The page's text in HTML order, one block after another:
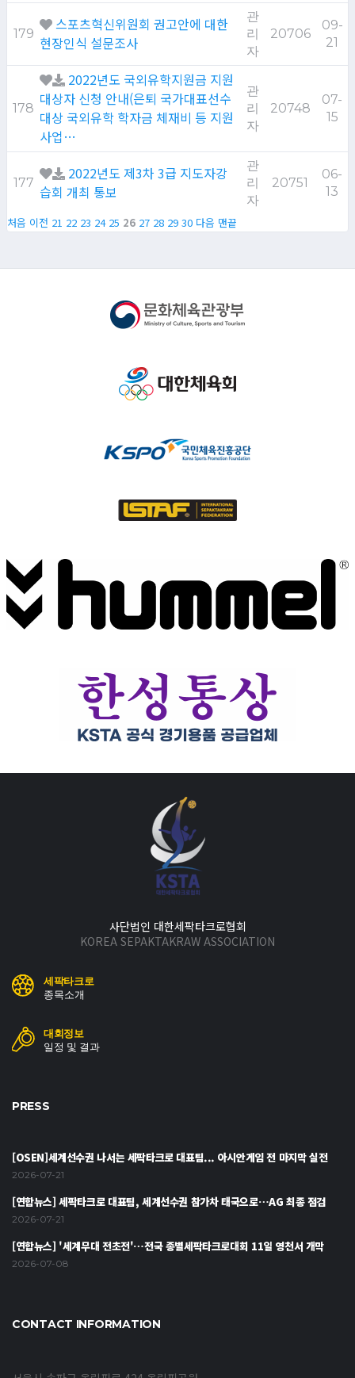
179
스포츠혁신위원회 권고안에 대한
현장인식 설문조사
관
리
자
20706
09-
21
178
2022년도 국외유학지원금 지원
대상자 신청 안내(은퇴 국가대표선수
대상 국외유학 학자금 체재비 등 지원
사업…
관
리
자
20748
07-
15
177
2022년도 제3차 3급 지도자강
습회 개최 통보
관
리
자
20751
06-
13
처음 이전 21 22 23 24 25 26 27 28 29 30 다음 맨끝
사단법인 대한세팍타크로협회
KOREA SEPAKTAKRAW ASSOCIATION
세팍타크로
종목소개
대회정보
일정 및 결과
PRESS
[OSEN]세계선수권 나서는 세팍타크로 대표팀... 아시안게임 전 마지막 실전
2026-07-21
[연합뉴스] 세팍타크로 대표팀, 세계선수권 참가차 태국으로…AG 최종 점검
2026-07-21
[연합뉴스] '세계무대 전초전'…전국 종별세팍타크로대회 11일 영천서 개막
2026-07-08
CONTACT INFORMATION